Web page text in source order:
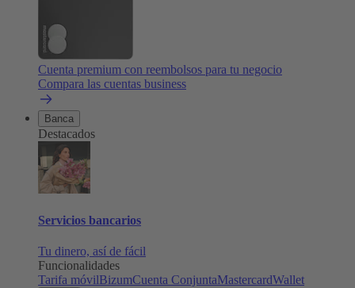
Cuenta premium con reembolsos para tu negocio
Compara las cuentas business
Banca
Destacados
Servicios bancarios
Tu dinero, así de fácil
Funcionalidades
Tarifa móvilBizumCuenta ConjuntaMastercardWallet